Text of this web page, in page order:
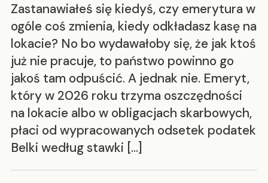
Zastanawiałeś się kiedyś, czy emerytura w
ogóle coś zmienia, kiedy odkładasz kasę na
lokacie? No bo wydawałoby się, że jak ktoś
już nie pracuje, to państwo powinno go
jakoś tam odpuścić. A jednak nie. Emeryt,
który w 2026 roku trzyma oszczędności
na lokacie albo w obligacjach skarbowych,
płaci od wypracowanych odsetek podatek
Belki według stawki […]